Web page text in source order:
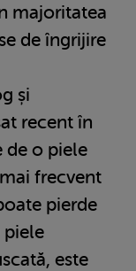
majoritatea
de îngrijire
și
recent în
de o piele
frecvent
pierde
piele
este